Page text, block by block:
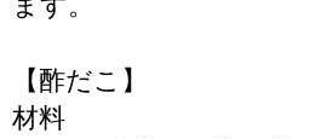
【酢だこ】
材料